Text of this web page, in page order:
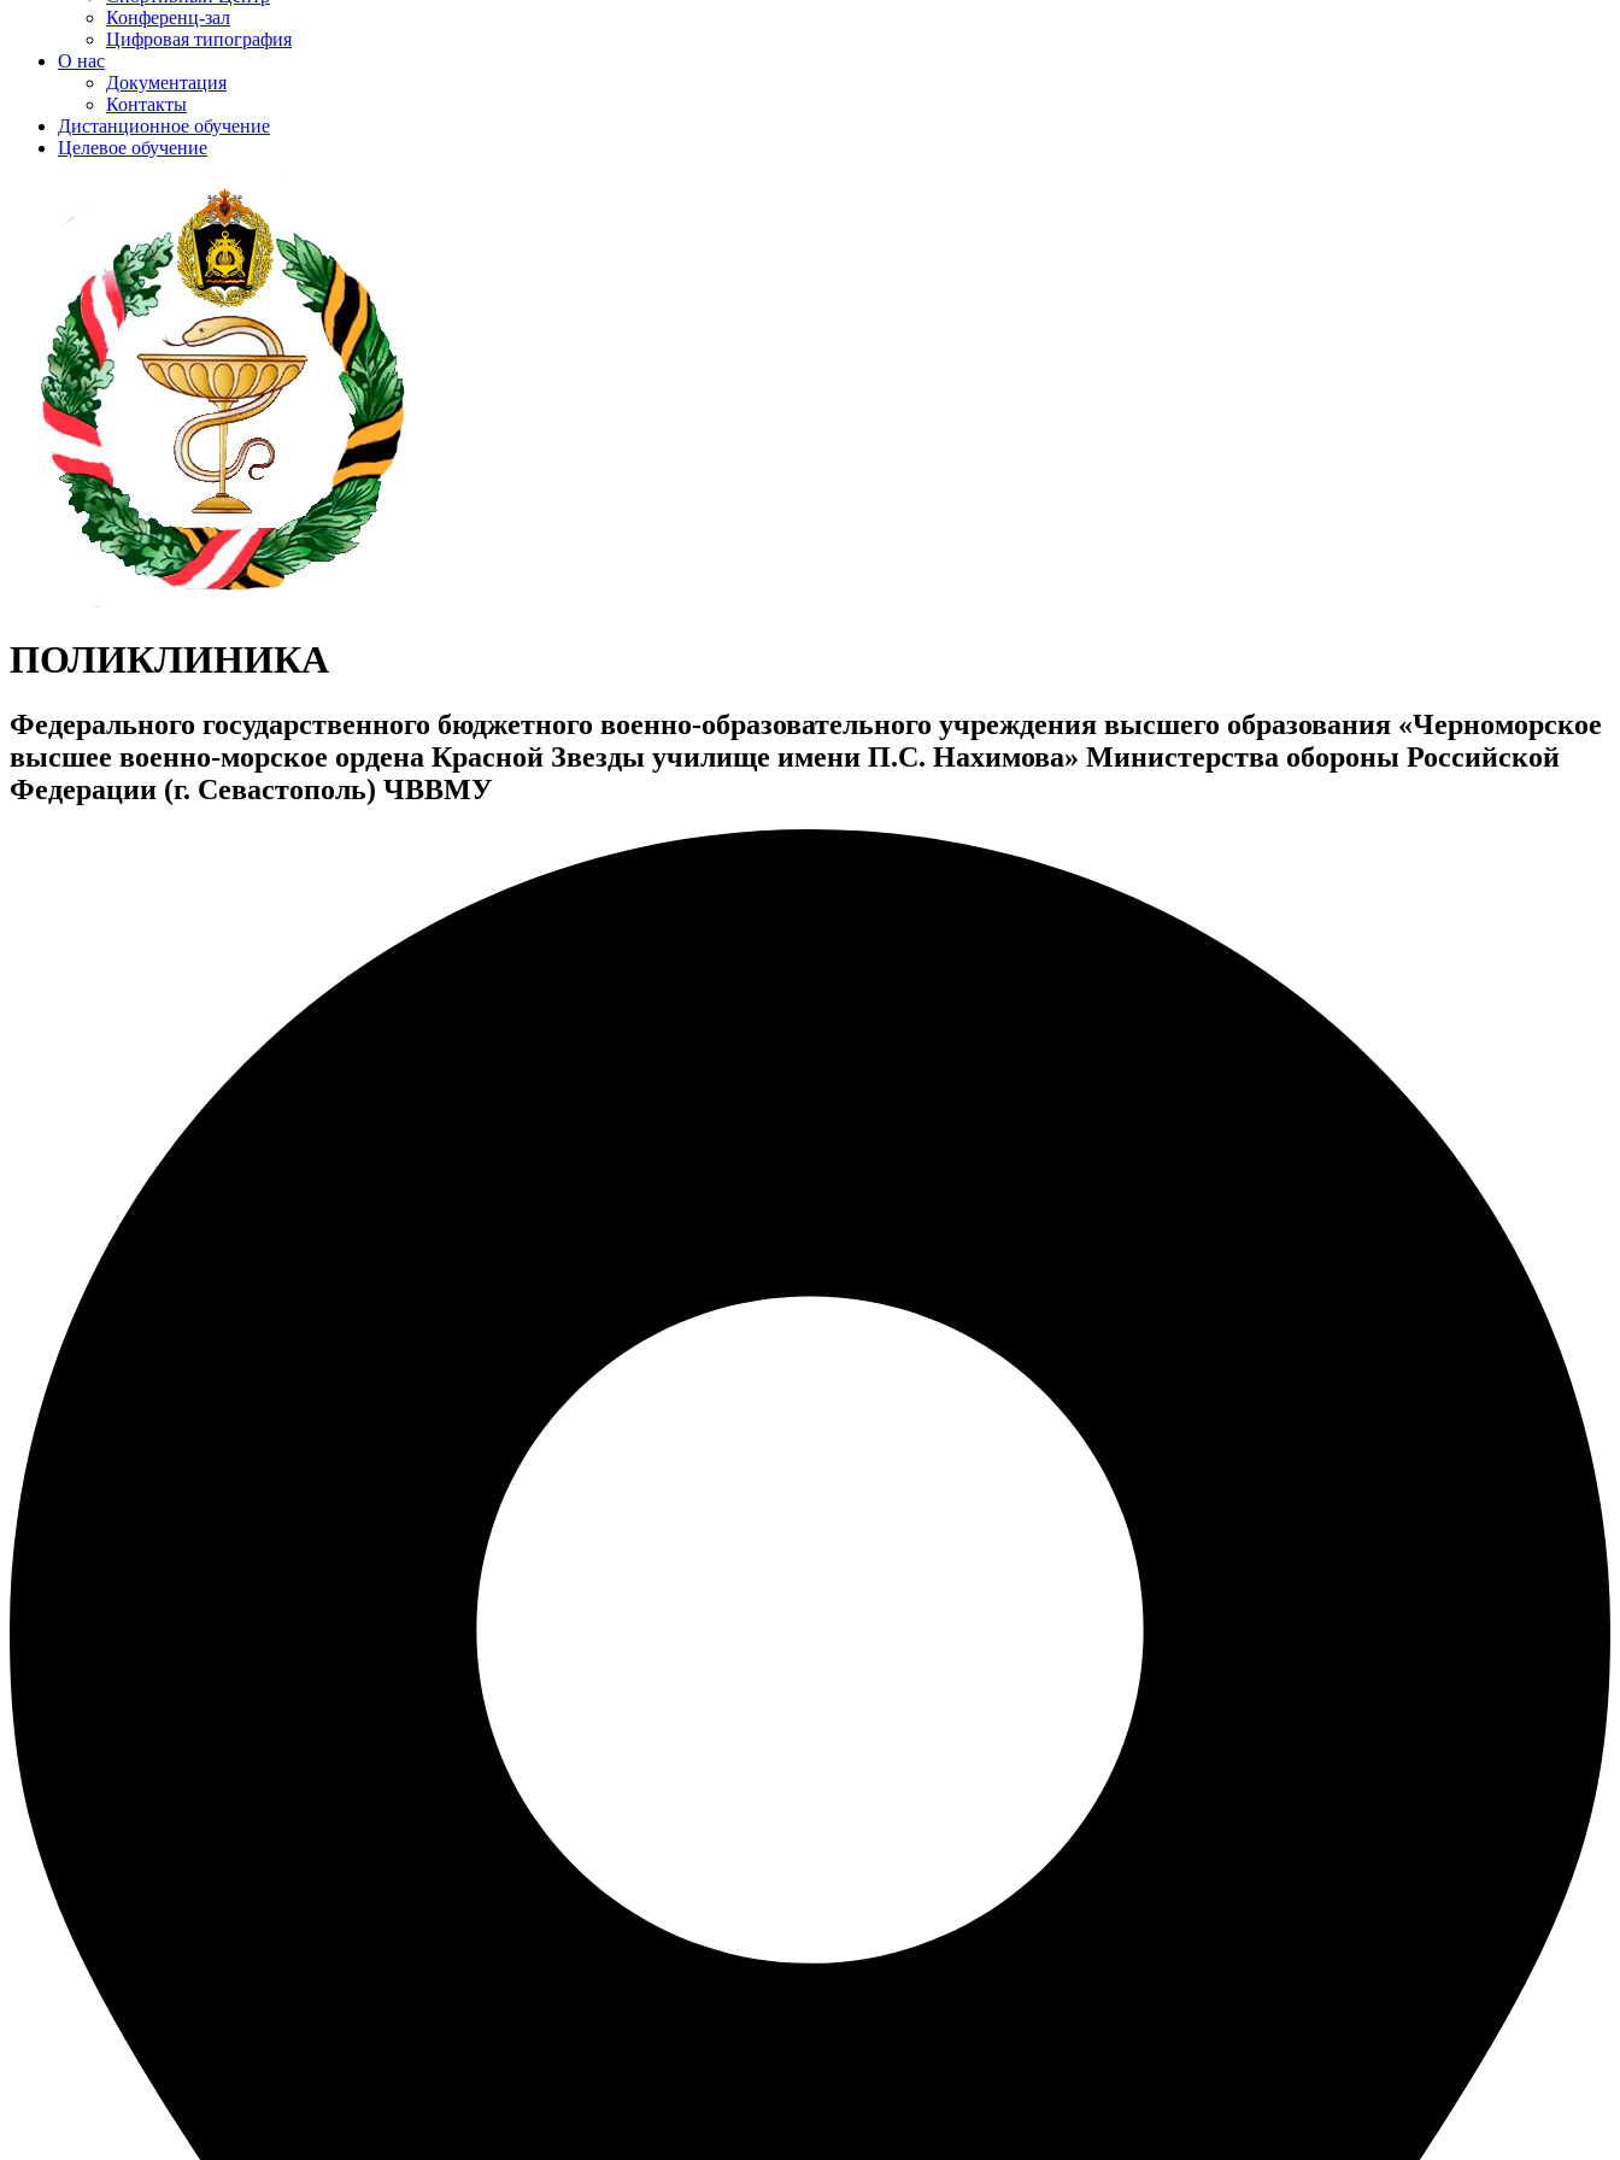
Конференц-зал
Цифровая типография
О нас
Документация
Контакты
Дистанционное обучение
Целевое обучение
ПОЛИКЛИНИКА
Федерального государственного бюджетного военно-образовательного учреждения высшего образования «Черноморское
высшее военно-морское ордена Красной Звезды училище имени П.С. Нахимова» Министерства обороны Российской
Федерации (г. Севастополь) ЧВВМУ